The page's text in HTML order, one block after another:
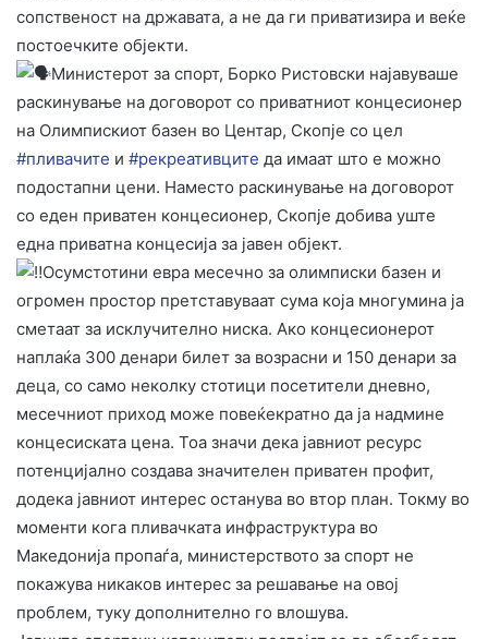
сопственост на државата, а не да ги приватизира и веќе
постоечките објекти.
Министерот за спорт, Борко Ристовски најавуваше
раскинување на договорот со приватниот концесионер
на Олимпискиот базен во Центар, Скопје со цел
#пливачите и #рекреативците да имаат што е можно
подостапни цени. Наместо раскинување на договорот
со еден приватен концесионер, Скопје добива уште
една приватна концесија за јавен објект.
Осумстотини евра месечно за олимписки базен и
огромен простор претставуваат сума која многумина ја
сметаат за исклучително ниска. Ако концесионерот
наплаќа 300 денари билет за возрасни и 150 денари за
деца, со само неколку стотици посетители дневно,
месечниот приход може повеќекратно да ја надмине
концесиската цена. Тоа значи дека јавниот ресурс
потенцијално создава значителен приватен профит,
додека јавниот интерес останува во втор план. Токму во
моменти кога пливачката инфраструктура во
Македонија пропаѓа, министерството за спорт не
покажува никаков интерес за решавање на овој
проблем, туку дополнително го влошува.